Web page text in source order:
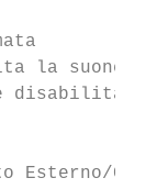
suoneria
Esterno/